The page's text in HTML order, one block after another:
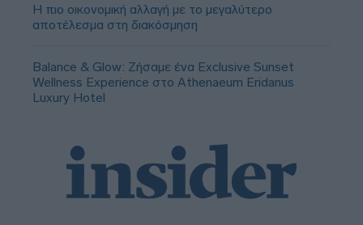
Η πιο οικονομική αλλαγή με το μεγαλύτερο
αποτέλεσμα στη διακόσμηση
Balance & Glow: Ζήσαμε ένα Exclusive Sunset
Wellness Experience στο Athenaeum Eridanus
Luxury Hotel